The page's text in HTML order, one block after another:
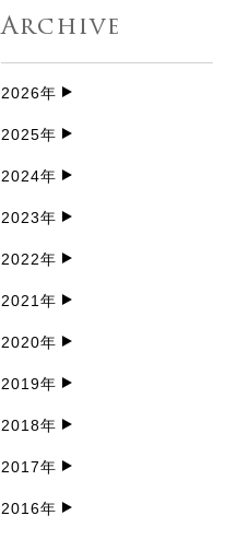
Archive
2026年
2025年
2024年
2023年
2022年
2021年
2020年
2019年
2018年
2017年
2016年